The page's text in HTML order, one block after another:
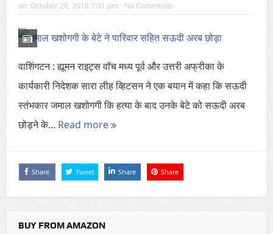
on: October 26, 2018 7:31 pm No Comments
वाशिंगटन : ह्यूमन राइट्स वॉच मध्य पूर्व और उत्तरी अफ्रीका के
कार्यकारी निदेशक सारा लीह व्हिटसन ने एक बयान में कहा कि सऊदी
स्तंभकार जमाल खशोगगी कि हत्या के बाद उनके बेटे को सऊदी अरब
छोड़ने के... Read more
Share Tweet Share Share
BUY FROM AMAZON